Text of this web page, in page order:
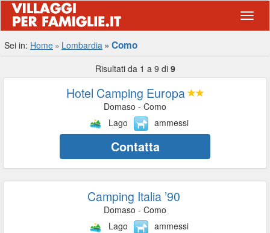
Sei in: Home Lombardia Como
Risultati da 1 a 9 di 9
Hotel Camping Europa
Domaso - Como
Lago
ammessi
Contatta
Camping Italia ’90
Domaso - Como
Lago
ammessi